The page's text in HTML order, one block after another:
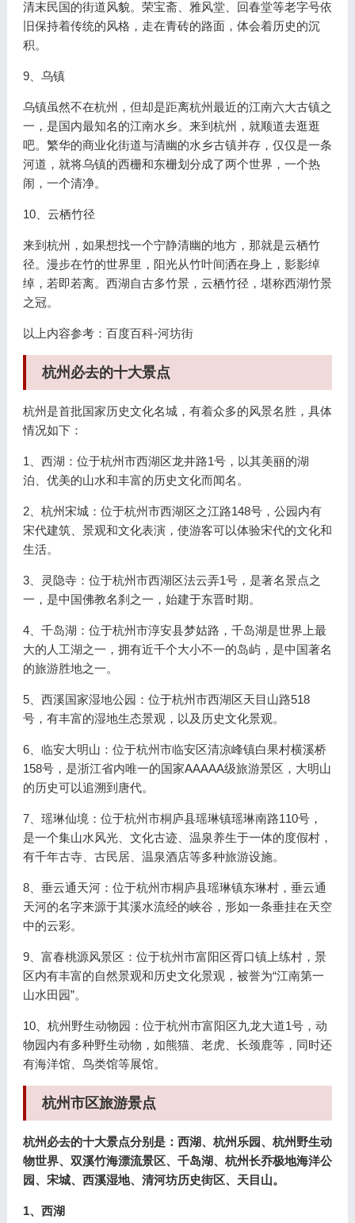
清末民国的街道风貌。荣宝斋、雅风堂、回春堂等老字号依
旧保持着传统的风格，走在青砖的路面，体会着历史的沉
积。
9、乌镇
乌镇虽然不在杭州，但却是距离杭州最近的江南六大古镇之
一，是国内最知名的江南水乡。来到杭州，就顺道去逛逛
吧。繁华的商业化街道与清幽的水乡古镇并存，仅仅是一条
河道，就将乌镇的西栅和东栅划分成了两个世界，一个热
闹，一个清净。
10、云栖竹径
来到杭州，如果想找一个宁静清幽的地方，那就是云栖竹
径。漫步在竹的世界里，阳光从竹叶间洒在身上，影影绰
绰，若即若离。西湖自古多竹景，云栖竹径，堪称西湖竹景
之冠。
以上内容参考：百度百科-河坊街
杭州必去的十大景点
杭州是首批国家历史文化名城，有着众多的风景名胜，具体
情况如下：
1、西湖：位于杭州市西湖区龙井路1号，以其美丽的湖
泊、优美的山水和丰富的历史文化而闻名。
2、杭州宋城：位于杭州市西湖区之江路148号，公园内有
宋代建筑、景观和文化表演，使游客可以体验宋代的文化和
生活。
3、灵隐寺：位于杭州市西湖区法云弄1号，是著名景点之
一，是中国佛教名刹之一，始建于东晋时期。
4、千岛湖：位于杭州市淳安县梦姑路，千岛湖是世界上最
大的人工湖之一，拥有近千个大小不一的岛屿，是中国著名
的旅游胜地之一。
5、西溪国家湿地公园：位于杭州市西湖区天目山路518
号，有丰富的湿地生态景观，以及历史文化景观。
6、临安大明山：位于杭州市临安区清凉峰镇白果村横溪桥
158号，是浙江省内唯一的国家AAAAA级旅游景区，大明山
的历史可以追溯到唐代。
7、瑶琳仙境：位于杭州市桐庐县瑶琳镇瑶琳南路110号，
是一个集山水风光、文化古迹、温泉养生于一体的度假村，
有千年古寺、古民居、温泉酒店等多种旅游设施。
8、垂云通天河：位于杭州市桐庐县瑶琳镇东琳村，垂云通
天河的名字来源于其溪水流经的峡谷，形如一条垂挂在天空
中的云彩。
9、富春桃源风景区：位于杭州市富阳区胥口镇上练村，景
区内有丰富的自然景观和历史文化景观，被誉为“江南第一
山水田园”。
10、杭州野生动物园：位于杭州市富阳区九龙大道1号，动
物园内有多种野生动物，如熊猫、老虎、长颈鹿等，同时还
有海洋馆、鸟类馆等展馆。
杭州市区旅游景点
杭州必去的十大景点分别是：西湖、杭州乐园、杭州野生动
物世界、双溪竹海漂流景区、千岛湖、杭州长乔极地海洋公
园、宋城、西溪湿地、清河坊历史街区、天目山。
1、西湖